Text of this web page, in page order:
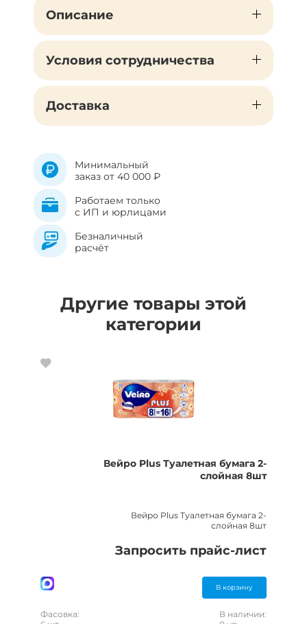
Описание
Условия сотрудничества
Доставка
Минимальный
заказ от 40 000 ₽
Работаем только
с ИП и юрлицами
Безналичный
расчёт
Другие товары этой
категории
Вейро Plus Туалетная бумага 2-
слойная 8шт
Вейро Plus Туалетная бумага 2-
слойная 8шт
Запросить прайс-лист
В корзину
Фасовка:
В наличии: